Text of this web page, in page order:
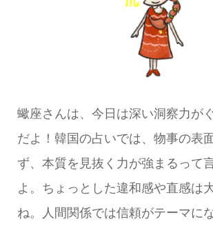
蠍座さんは、今日は深い洞察力が
だよ！韓国の占いでは、物事の表
ず、本質を見抜く力が強まるって
よ。ちょっとした違和感や直感は
ね。人間関係では信頼がテーマに